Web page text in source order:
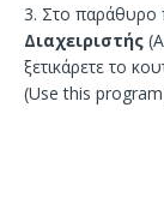
3. Στο παράθυρο
Διαχειριστής
ξετικάρετε το
(Use this